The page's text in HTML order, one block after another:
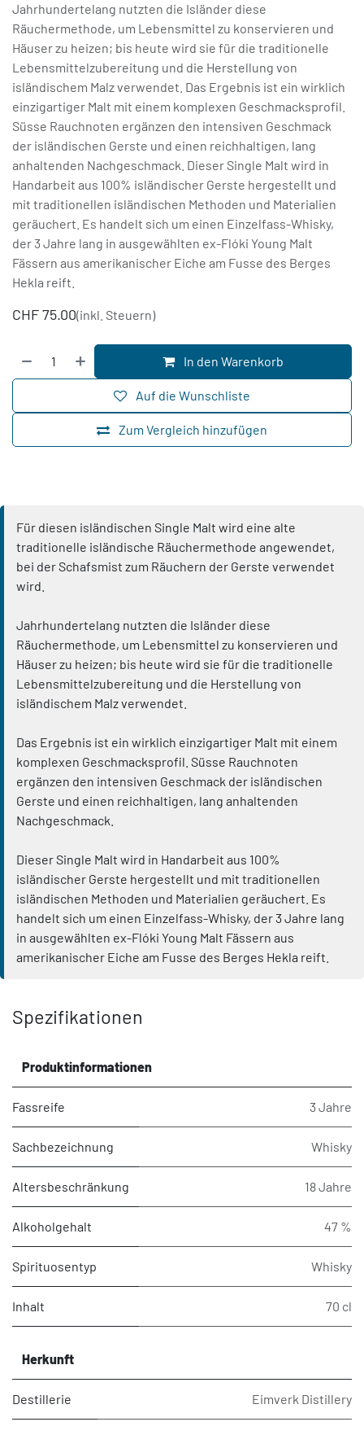
Jahrhundertelang nutzten die Isländer diese
Räuchermethode, um Lebensmittel zu konservieren und
Häuser zu heizen; bis heute wird sie für die traditionelle
Lebensmittelzubereitung und die Herstellung von
isländischem Malz verwendet. Das Ergebnis ist ein wirklich
einzigartiger Malt mit einem komplexen Geschmacksprofil.
Süsse Rauchnoten ergänzen den intensiven Geschmack
der isländischen Gerste und einen reichhaltigen, lang
anhaltenden Nachgeschmack. Dieser Single Malt wird in
Handarbeit aus 100% isländischer Gerste hergestellt und
mit traditionellen isländischen Methoden und Materialien
geräuchert. Es handelt sich um einen Einzelfass-Whisky,
der 3 Jahre lang in ausgewählten ex-Flóki Young Malt
Fässern aus amerikanischer Eiche am Fusse des Berges
Hekla reift.
CHF75.00(inkl. Steuern)
In den Warenkorb
Zum Vergleich hinzufügen
Auf die Wunschliste
Für diesen isländischen Single Malt wird eine alte
traditionelle isländische Räuchermethode angewendet,
bei der Schafsmist zum Räuchern der Gerste verwendet
wird.
Jahrhundertelang nutzten die Isländer diese
Räuchermethode, um Lebensmittel zu konservieren und
Häuser zu heizen; bis heute wird sie für die traditionelle
Lebensmittelzubereitung und die Herstellung von
isländischem Malz verwendet.
Das Ergebnis ist ein wirklich einzigartiger Malt mit einem
komplexen Geschmacksprofil. Süsse Rauchnoten
ergänzen den intensiven Geschmack der isländischen
Gerste und einen reichhaltigen, lang anhaltenden
Nachgeschmack.
Dieser Single Malt wird in Handarbeit aus 100%
isländischer Gerste hergestellt und mit traditionellen
isländischen Methoden und Materialien geräuchert. Es
handelt sich um einen Einzelfass-Whisky, der 3 Jahre lang
in ausgewählten ex-Flóki Young Malt Fässern aus
amerikanischer Eiche am Fusse des Berges Hekla reift.
Spezifikationen
Produktinformationen
Fassreife 3 Jahre
Sachbezeichnung Whisky
Altersbeschränkung 18 Jahre
Alkoholgehalt 47 %
Spirituosentyp Whisky
Inhalt 70 cl
Herkunft
Destillerie Eimverk Distillery